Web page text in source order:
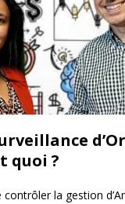
quoi ?
la gestion